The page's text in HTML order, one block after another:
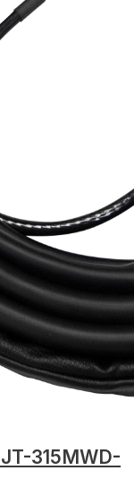
315MWD-